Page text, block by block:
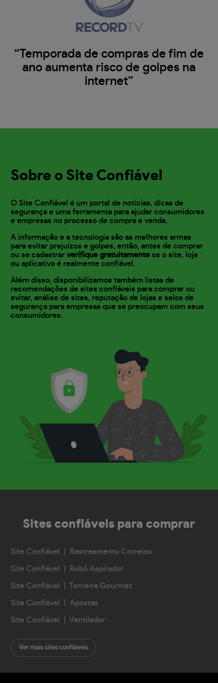
“Temporada de compras de fim de
ano aumenta risco de golpes na
internet”
Sobre o Site Confiável
O Site Confiável é um portal de notícias, dicas de
segurança e uma ferramenta para ajudar consumidores
e empresas no processo de compra e venda.
A informação e a tecnologia são as melhores armas
para evitar prejuízos e golpes, então, antes de comprar
ou se cadastrarverifique gratuitamente se o site, loja
ou aplicativo é realmente confiável.
Além disso, disponibilizamos também listas de
recomendações de sites confiáveis para comprar ou
evitar, análise de sites, reputação de lojas e selos de
segurança para empresas que se preocupam com seus
consumidores.
Sites confiáveis para comprar
Site Confiável | Rastreamento Correios
Site Confiável | Robô Aspirador
Site Confiável | Torneira Gourmet
Site Confiável | Apostas
Site Confiável | Ventilador
Ver mais sites confiáveis